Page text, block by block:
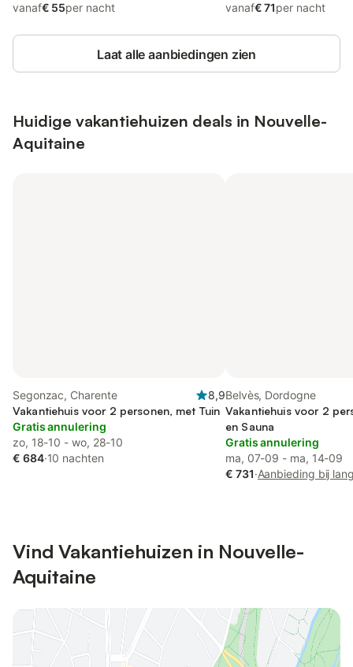
vanaf€ 55per nacht vanaf€ 71per nacht
Laat alle aanbiedingen zien
Huidige vakantiehuizen deals in Nouvelle-
Aquitaine
Segonzac, Charente
8,9
Vakantiehuis voor 2 personen, met Tuin
Gratis annulering
zo, 18-10 - wo, 28-10
€ 684·10 nachten
Belvès, Dordogne
Vakantiehuis voor 2
en Sauna
Gratis annulering
ma, 07-09 - ma, 14-09
€ 731·Aanbieding bij
Vind Vakantiehuizen in Nouvelle-
Aquitaine